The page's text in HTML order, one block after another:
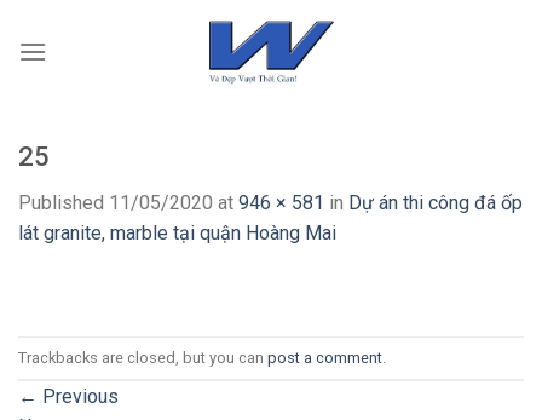
25
Published 11/05/2020 at 946 × 581 in Dự án thi công đá ốp
lát granite, marble tại quận Hoàng Mai
Trackbacks are closed, but you can post a comment
← Previous